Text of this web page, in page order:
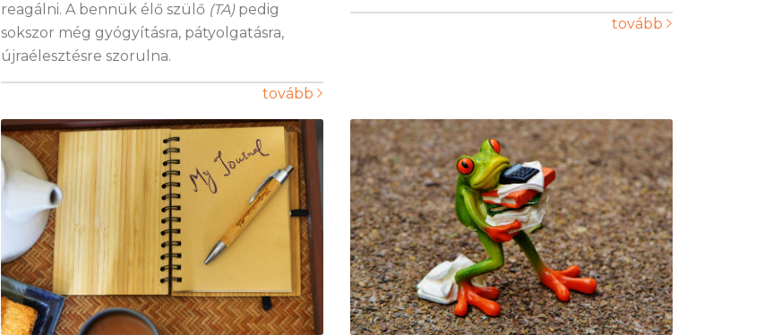
reagálni. A bennük élő szülő (TA) pedig
sokszor még gyógyításra, pátyolgatásra,
újraélesztésre szorulna.
tovább
tovább